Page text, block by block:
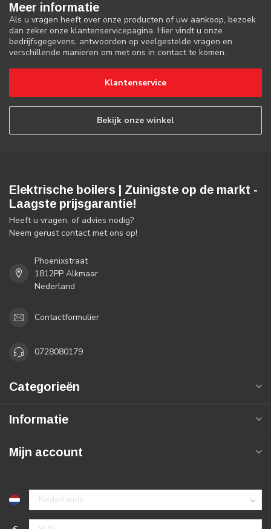
Meer informatie
Als u vragen heeft over onze producten of uw aankoop, bezoek
dan zeker onze klantenservicepagina. Hier vindt u onze
bedrijfsgegevens, antwoorden op veelgestelde vragen en
verschillende manieren om met ons in contact te komen.
Klantenservice
Bekijk onze winkel
Elektrische boilers | Zuinigste op de markt -
Laagste prijsgarantie!
Heeft u vragen, of advies nodig?
Neem gerust contact met ons op!
Phoenixstraat
1812PP Alkmaar
Nederland
Contactformulier
0728080179
Categorieën
Informatie
Mijn account